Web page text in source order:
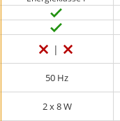
50 Hz
2 x 8 W